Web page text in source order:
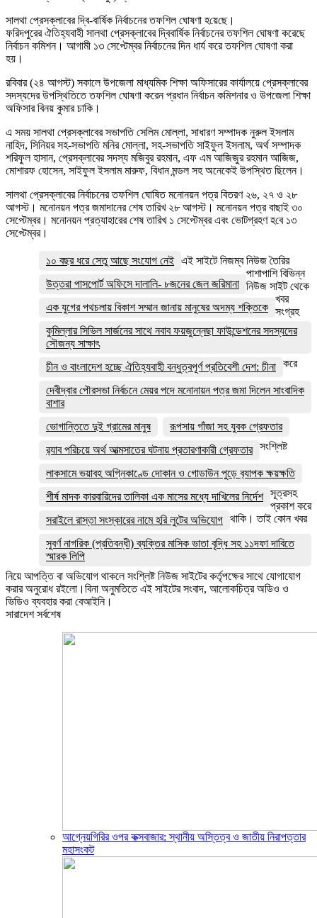
সালথা প্রেসক্লাবের দ্বি-বার্ষিক নির্বাচনের তফশিল ঘোষণা হ‌য়ে‌ছে।
ফরিদপুরের ঐতিহ্যবাহী সালথা প্রেসক্লাবের দ্বিবার্ষিক নির্বাচনের তফশিল ঘোষণা করেছে
নির্বাচন কমিশন। আগামী ১৩ সেপ্টেম্বর নির্বাচনের দিন ধার্য করে তফশিল ঘোষণা করা
হয়।
রবিবার (২৪ আগস্ট) সকালে উপজেলা মাধ্যমিক শিক্ষা অফিসারের কার্যালয়ে প্রেসক্লাবের
সদস্যদের উপস্থিতিতে তফশিল ঘোষণা করেন প্রধান নির্বাচন কমিশনার ও উপজেলা শিক্ষা
অফিসার বিনয় কুমার চাকি।
এ সময় সালথা প্রেসক্লাবের সভাপতি সেলিম মোল্লা, সাধারণ সম্পাদক নুরুল ইসলাম
নাহিদ, সিনিয়র সহ-সভাপতি মনির মোল্লা, সহ-সভাপতি সাইফুল ইসলাম, অর্থ সম্পাদক
শরিফুল হাসান, প্রেসক্লাবের সদস্য মজিবুর রহমান, এফ এম আজিজুর রহমান আজিজ,
মোশারফ হোসেন, সাইফুল ইসলাম মারুফ, বিধান মন্ডল সহ অনেকেই উপস্থিত ছিলেন।
সালথা প্রেসক্লাবের নির্বাচনের তফশিল ঘোষিত মনোনয়ন পত্র বিতরণ ২৬, ২৭ ও ২৮
আগস্ট। মনোনয়ন পত্র জমাদানের শেষ তারিখ ২৮ আগস্ট। মনোনয়ন পত্র বাছাই ৩০
সেপ্টেম্বর। মনোনয়ন প্রত্যাহারের শেষ তারিখ ১ সেপ্টেম্বর এবং ভোটগ্রহণ হ‌বে ১৩
সেপ্টেম্বর।
১০ বছর ধরে সেতু আছে সংযোগ নেই
উত্তরা পাসপোর্ট অফিসে দালালি- ৮জনের জেল জরিমানা
এক যুগের পথচলায় বিকাশ সম্মান জানায় মানুষের অদম্য শক্তিকে
কুমিল্লার সিভিল সার্জনের সাথে নবাব ফয়জুন্নেছা ফাউন্ডেশনের সদস্যদের
সৌজন্য সাক্ষাৎ
চীন ও বাংলাদেশ হচ্ছে ঐতিহ্যবাহী বন্ধুত্বপূর্ণ প্রতিবেশী দেশ: চীনা
দেবীদ্বার পৌরসভা নির্বচনে মেয়র পদে মনোনায়ন পত্র জমা দিলেন সাংবাদিক
বাশার
ভোগান্তিতে দুই গ্রামের মানুষ
রূপসায় গাঁজা সহ যুবক গ্রেফতার
র‌্যাব পরিচয়ে অর্থ আত্মসাতের ঘটনায় প্রতারণাকারী গ্রেফতার
লাকসামে ভয়াবহ অগ্নিকাণ্ডে দোকান ও গোডাউন পুড়ে ব‍্যাপক ক্ষয়ক্ষতি
শীর্ষ মাদক কারবারিদের তালিকা এক মাসের মধ্যে দাখিলের নির্দেশ
সরাইলে রাস্তা সংস্কারের নামে হরি লুটের অভিযোগ
সুবর্ণ নাগরিক (প্রতিবন্ধী) ব্যক্তির মাসিক ভাতা বৃদ্ধি সহ ১১দফা দাবিতে
স্মারক লিপি
এই সাইটে নিজম্ব নিউজ তৈরির
পাশাপাশি বিভিন্ন
নিউজ সাইট থেকে
খবর
সংগ্রহ
করে
সংশ্লিষ্ট
সূত্রসহ
প্রকাশ করে
থাকি। তাই কোন খবর
নিয়ে আপত্তি বা অভিযোগ থাকলে সংশ্লিষ্ট নিউজ সাইটের কর্তৃপক্ষের সাথে যোগাযোগ
করার অনুরোধ রইলো।বিনা অনুমতিতে এই সাইটের সংবাদ, আলোকচিত্র অডিও ও
ভিডিও ব্যবহার করা বেআইনি।
সারাদেশ সর্বশেষ
আগ্নেয়গিরির ওপর কক্সবাজার: স্থানীয় অস্তিত্ব ও জাতীয় নিরাপত্তার
মহাসংকট